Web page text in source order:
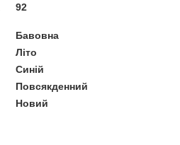
92
Бавовна
Літо
Синій
Повсякденний
Новий